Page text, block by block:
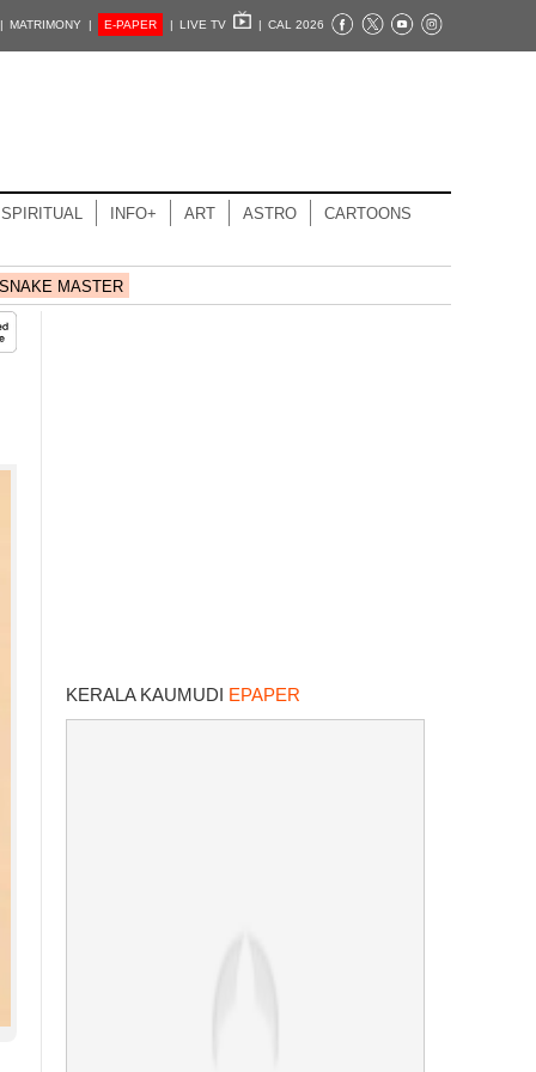
MATRIMONY | E-PAPER | LIVE TV | CAL 2026
SPIRITUAL INFO+ ART ASTRO CARTOONS
MASTER
KERALA KAUMUDI EPAPER